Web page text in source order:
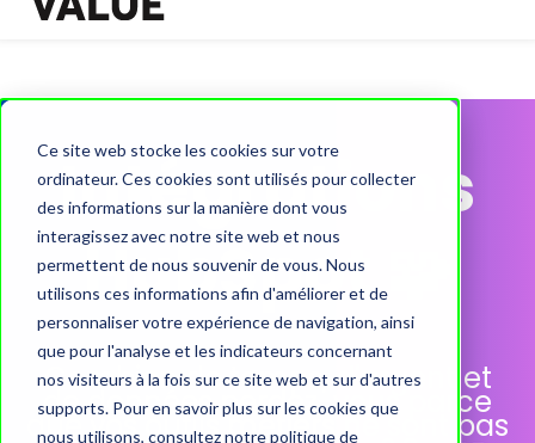
Ce site web stocke les cookies sur votre
ordinateur. Ces cookies sont utilisés pour collecter
des informations sur la manière dont vous
interagissez avec notre site web et nous
permettent de nous souvenir de vous. Nous
utilisons ces informations afin d'améliorer et de
personnaliser votre expérience de navigation, ainsi
que pour l'analyse et les indicateurs concernant
nos visiteurs à la fois sur ce site web et sur d'autres
supports. Pour en savoir plus sur les cookies que
nous utilisons, consultez notre politique de
Intégrations
HubSpot 🧩
Combien de temps, d'argent et
de données perdez-vous parce
que vos outils métiers ne sont pas